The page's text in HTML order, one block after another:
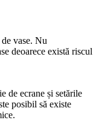
vase. Nu
deoarece există riscul
de ecrane și setările
posibil să existe